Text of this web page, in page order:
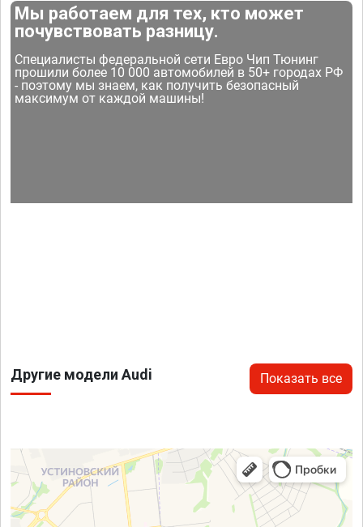
Мы работаем для тех, кто может
почувствовать разницу.
Специалисты федеральной сети Евро Чип Тюнинг
прошили более 10 000 автомобилей в 50+ городах РФ
- поэтому мы знаем, как получить безопасный
максимум от каждой машины!
Другие модели Audi Показать все